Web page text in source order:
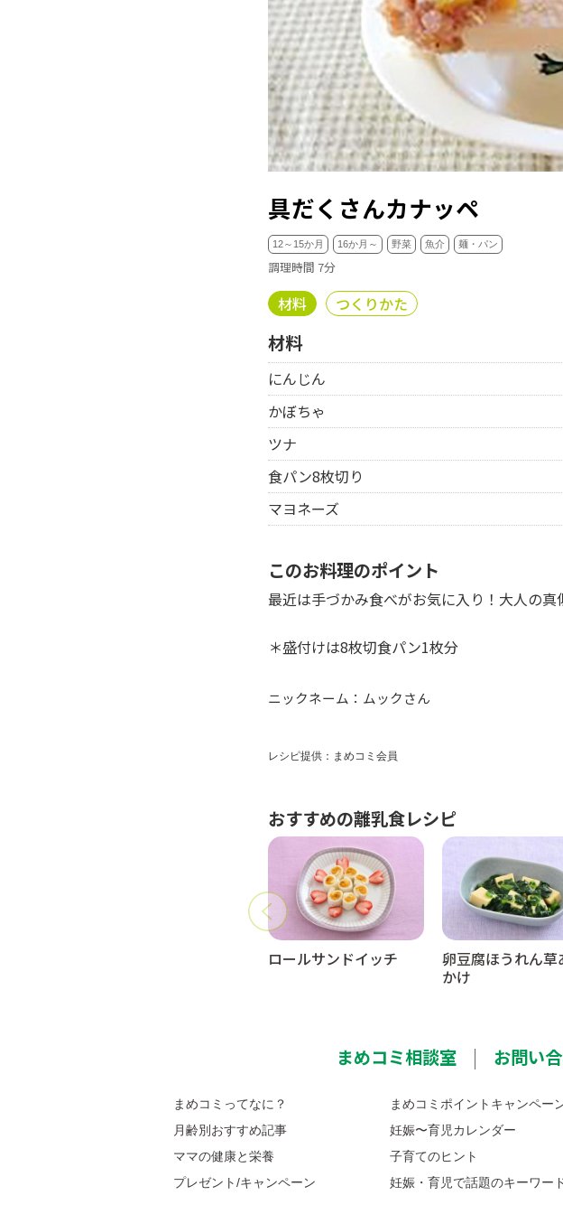
具だくさんカナッペ
12～15か月 16か月～ 野菜 魚介 麺・パン
調理時間 7分
材料 つくりかた
材料
にんじん
かぼちゃ
ツナ
食パン8枚切り
マヨネーズ
このお料理のポイント
最近は手づかみ食べがお気に入り！大人の
＊盛付けは8枚切食パン1枚分
ニックネーム：ムックさん
レシピ提供：まめコミ会員
おすすめの離乳食レシピ
ロールサンドイッチ
卵豆腐ほうれん草
かけ
まめコミ相談室 お問い
まめコミってなに？ まめコミポイントキャンペー
月齢別おすすめ記事
妊娠〜育児カレンダー
ママの健康と栄養
子育てのヒント
プレゼント/キャンペーン
妊娠・育児で話題のキーワー